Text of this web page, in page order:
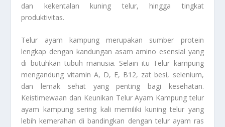
dan kekentalan kuning telur, hingga tingkat
produktivitas.
Telur ayam kampung merupakan sumber protein
lengkap dengan kandungan asam amino esensial yang
di butuhkan tubuh manusia. Selain itu Telur kampung
mengandung vitamin A, D, E, B12, zat besi, selenium,
dan lemak sehat yang penting bagi kesehatan.
Keistimewaan dan Keunikan Telur Ayam Kampung telur
ayam kampung sering kali memiliki kuning telur yang
lebih kemerahan di bandingkan dengan telur ayam ras